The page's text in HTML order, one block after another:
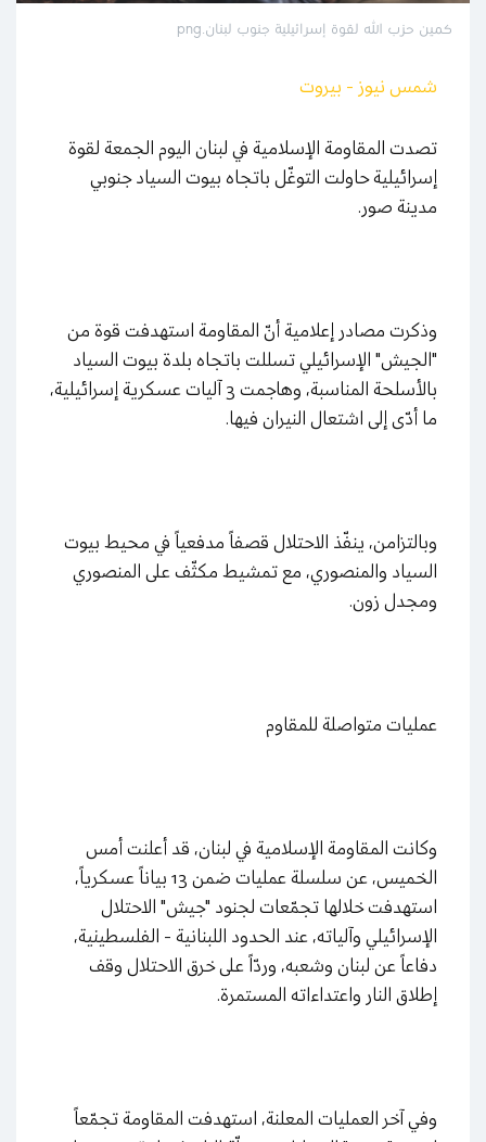
كمين حزب الله لقوة إسرائيلية جنوب لبنان.png
شمس نيوز - بيروت
تصدت المقاومة الإسلامية في لبنان اليوم الجمعة لقوة
إسرائيلية حاولت التوغّل باتجاه بيوت السياد جنوبي
مدينة صور.
وذكرت مصادر إعلامية أنّ المقاومة استهدفت قوة من
"الجيش" الإسرائيلي تسللت باتجاه بلدة بيوت السياد
بالأسلحة المناسبة، وهاجمت 3 آليات عسكرية إسرائيلية،
ما أدّى إلى اشتعال النيران فيها.
وبالتزامن، ينفّذ الاحتلال قصفاً مدفعياً في محيط بيوت
السياد والمنصوري، مع تمشيط مكثّف على المنصوري
ومجدل زون.
عمليات متواصلة للمقاوم
وكانت المقاومة الإسلامية في لبنان، قد أعلنت أمس
الخميس، عن سلسلة عمليات ضمن 13 بياناً عسكرياً،
استهدفت خلالها تجمّعات لجنود "جيش" الاحتلال
الإسرائيلي وآلياته، عند الحدود اللبنانية - الفلسطينية،
دفاعاً عن لبنان وشعبه، وردّاً على خرق الاحتلال وقف
إطلاق النار واعتداءاته المستمرة.
وفي آخر العمليات المعلنة، استهدفت المقاومة تجمّعاً